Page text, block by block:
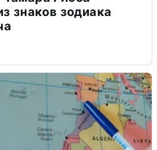
знаков зодиака